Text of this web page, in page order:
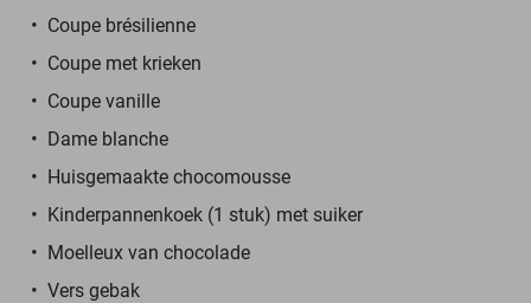
Coupe brésilienne
Coupe met krieken
Coupe vanille
Dame blanche
Huisgemaakte chocomousse
Kinderpannenkoek (1 stuk) met suiker
Moelleux van chocolade
Vers gebak